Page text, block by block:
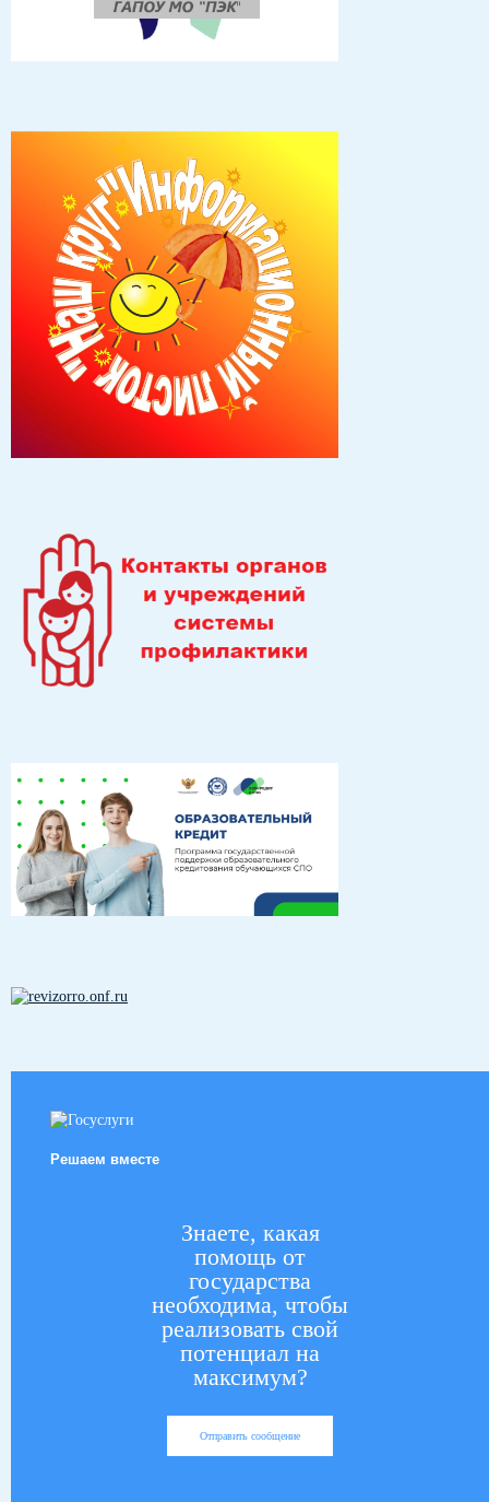
Решаем вместе
Знаете, какая
помощь от
государства
необходима, чтобы
реализовать свой
потенциал на
максимум?
Отправить сообщение